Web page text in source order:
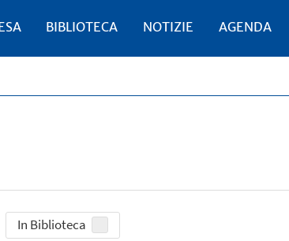
BIBLIOTECA NOTIZIE AGENDA
In Biblioteca